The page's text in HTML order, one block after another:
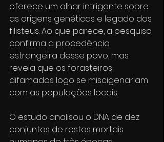
oferece um olhar intrigante sobre
as origens genéticas e legado dos
filisteus. Ao que parece, a pesquisa
confirma a procedência
estrangeira desse povo, mas
revela que os forasteiros
difamados logo se miscigenariam
com as populações locais.
O estudo analisou o DNA de dez
conjuntos de restos mortais